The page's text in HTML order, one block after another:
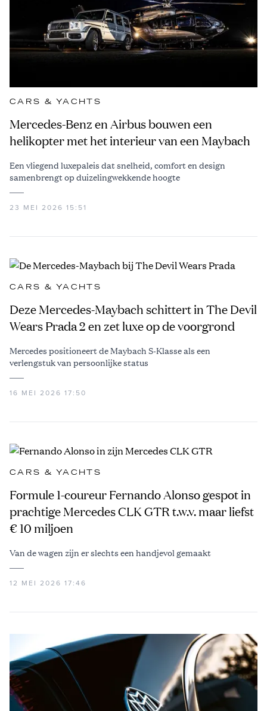
CARS & YACHTS
Mercedes-Benz en Airbus bouwen een
helikopter met het interieur van een Maybach
Een vliegend luxepaleis dat snelheid, comfort en design
samenbrengt op duizelingwekkende hoogte
23 MEI 2026 15:51
CARS & YACHTS
Deze Mercedes-Maybach schittert in The Devil
Wears Prada 2 en zet luxe op de voorgrond
Mercedes positioneert de Maybach S-Klasse als een
verlengstuk van persoonlijke status
16 MEI 2026 17:50
CARS & YACHTS
Formule 1-coureur Fernando Alonso gespot in
prachtige Mercedes CLK GTR t.w.v. maar liefst
€ 10 miljoen
Van de wagen zijn er slechts een handjevol gemaakt
12 MEI 2026 17:46